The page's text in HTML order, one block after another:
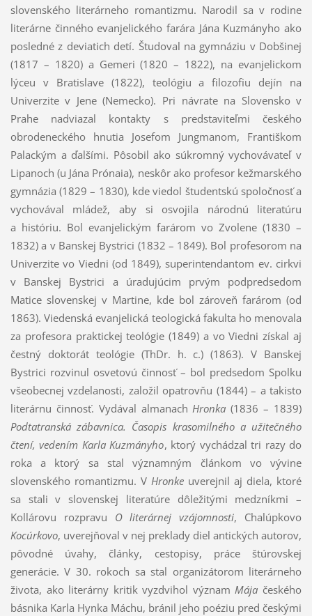
slovenského literárneho romantizmu. Narodil sa v rodine
literárne činného evanjelického farára Jána Kuzmányho ako
posledné z deviatich detí. Študoval na gymnáziu v Dobšinej
(1817 – 1820) a Gemeri (1820 – 1822), na evanjelickom
lýceu v Bratislave (1822), teológiu a filozofiu dejín na
Univerzite v Jene (Nemecko). Pri návrate na Slovensko v
Prahe nadviazal kontakty s predstaviteľmi českého
obrodeneckého hnutia Josefom Jungmanom, Františkom
Palackým a ďalšími. Pôsobil ako súkromný vychovávateľ v
Lipanoch (u Jána Prónaia), neskôr ako profesor kežmarského
gymnázia (1829 – 1830), kde viedol študentskú spoločnosť a
vychovával mládež, aby si osvojila národnú literatúru
a históriu. Bol evanjelickým farárom vo Zvolene (1830 –
1832) a v Banskej Bystrici (1832 – 1849). Bol profesorom na
Univerzite vo Viedni (od 1849), superintendantom ev. cirkvi
v Banskej Bystrici a úradujúcim prvým podpredsedom
Matice slovenskej v Martine, kde bol zároveň farárom (od
1863). Viedenská evanjelická teologická fakulta ho menovala
za profesora praktickej teológie (1849) a vo Viedni získal aj
čestný doktorát teológie (ThDr. h. c.) (1863). V Banskej
Bystrici rozvinul osvetovú činnosť – bol predsedom Spolku
všeobecnej vzdelanosti, založil opatrovňu (1844) – a takisto
literárnu činnosť. Vydával almanachHronka (1836 – 1839)
Podtatranská zábavnica. Časopis krasomilného a užitečného
čtení, vedením Karla Kuzmányho, ktorý vychádzal tri razy do
roka a ktorý sa stal významným článkom vo vývine
slovenského romantizmu. V Hronke uverejnil aj diela, ktoré
sa stali v slovenskej literatúre dôležitými medzníkmi –
Kollárovu rozpravu O literárnej vzájomnosti, Chalúpkovo
Kocúrkovo, uverejňoval v nej preklady diel antických autorov,
pôvodné úvahy, články, cestopisy, práce štúrovskej
generácie. V 30. rokoch sa stal organizátorom literárneho
života, ako literárny kritik vyzdvihol významMája českého
básnika Karla Hynka Máchu, bránil jeho poéziu pred českými